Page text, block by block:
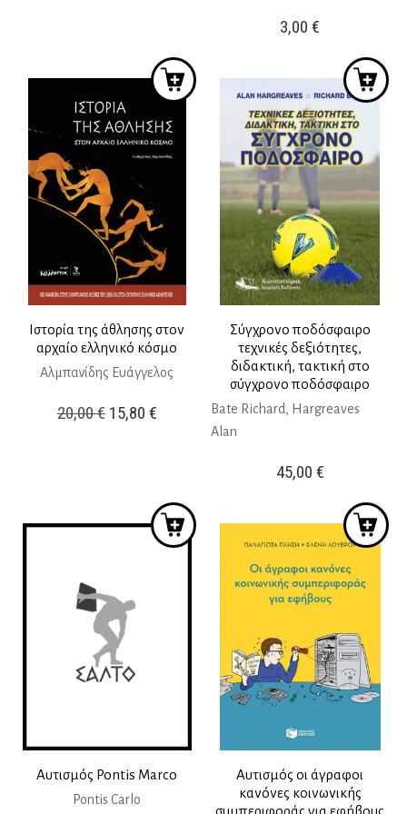
είναι:
39,00 €.
3,00€
Ιστορία της άθλησης στον
αρχαίο ελληνικό κόσμο
Αλμπανίδης Ευάγγελος
20,00€ Original
15,80 €Η
τρέχουσα
15,80 €.
Σύγχρονο ποδόσφαιρο
τεχνικές δεξιότητες,
διδακτική, τακτική στο
σύγχρονο ποδόσφαιρο
Bate Richard, Hargreaves
Alan
45,00 €
Αυτισμός Pontis Marco
Pontis Carlo
Αυτισμός οι άγραφοι
κανόνες κοινωνικής
συμπεριφοράς για εφήβους